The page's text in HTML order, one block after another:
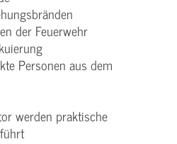
der Feuerwehr
Personen aus dem
werden praktische